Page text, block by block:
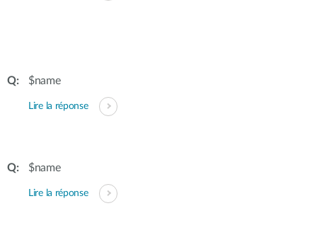
$name
Lire la réponse
$name
Lire la réponse